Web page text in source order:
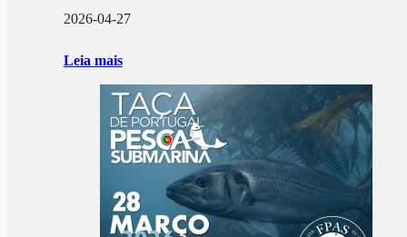
2026-04-27
Leia mais